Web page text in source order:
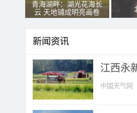
青海湖畔：湖光花海长
云 天地铺成明亮画卷
新闻资讯
江西永
中国天气网